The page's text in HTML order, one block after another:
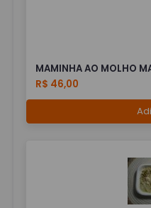
MAMINHA AO MOLHO
R$ 46,00